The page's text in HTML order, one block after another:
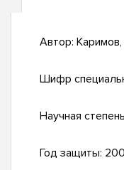
Автор:
Шифр
Научная
Год защиты: